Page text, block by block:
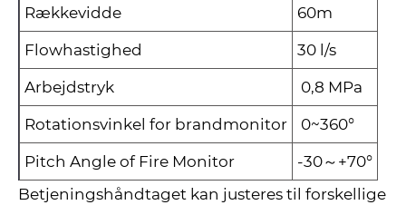
Rækkevidde 60m
Flowhastighed 30 l/s
Arbejdstryk 0,8 MPa
Rotationsvinkel for brandmonitor 0~360°
Pitch Angle of Fire Monitor
-30～+70°
Betjeningshåndtaget kan justeres til forskellige